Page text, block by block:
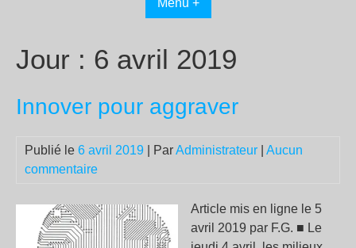
Menu +
Jour : 6 avril 2019
Innover pour aggraver
Publié le 6 avril 2019 | ParAdministrateur
Aucun
commentaire
Article mis en ligne le 5
avril 2019 par F.G. ■ Le